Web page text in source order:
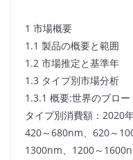
1 市場概要
1.1 製品の概要と範囲
1.2 市場推定と基準年
1.3 タイプ別市場分析
1.3.1 概要:世界のブロ
タイプ別消費額：2020
420～680nm、620～
1300nm、1200～